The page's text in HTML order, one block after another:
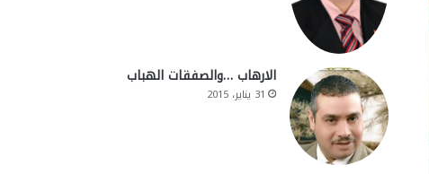
الارهاب …والصفقات الهباب
31 يناير، 2015